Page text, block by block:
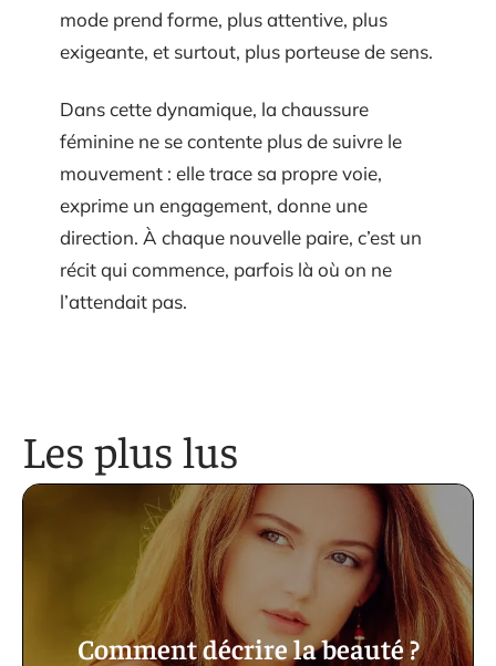
mode prend forme, plus attentive, plus
exigeante, et surtout, plus porteuse de sens.
Dans cette dynamique, la chaussure
féminine ne se contente plus de suivre le
mouvement : elle trace sa propre voie,
exprime un engagement, donne une
direction. À chaque nouvelle paire, c’est un
récit qui commence, parfois là où on ne
l’attendait pas.
Les plus lus
Comment décrire la beauté ?